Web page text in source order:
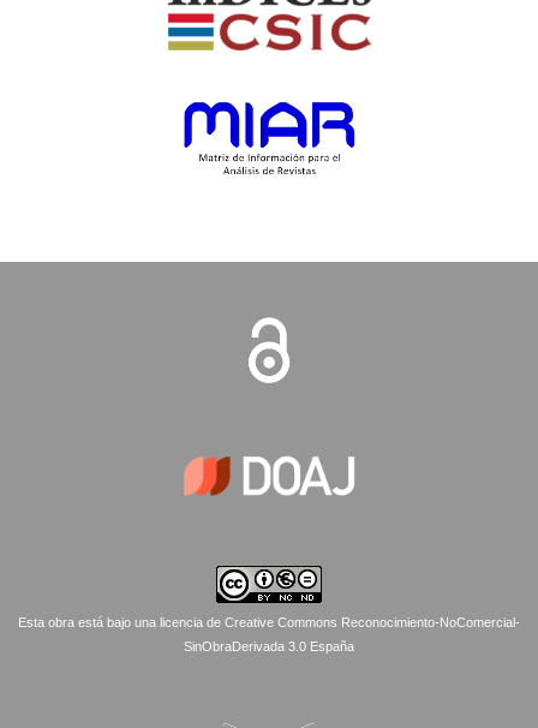
Esta obra está bajo una licencia de Creative Commons Reconocimiento-NoComercial-
SinObraDerivada 3.0 España